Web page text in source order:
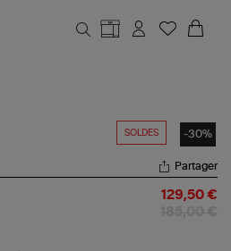
SOLDES -30%
Partager
129,50 €